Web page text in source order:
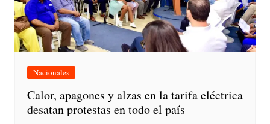
Nacionales
Calor, apagones y alzas en la tarifa eléctrica
desatan protestas en todo el país